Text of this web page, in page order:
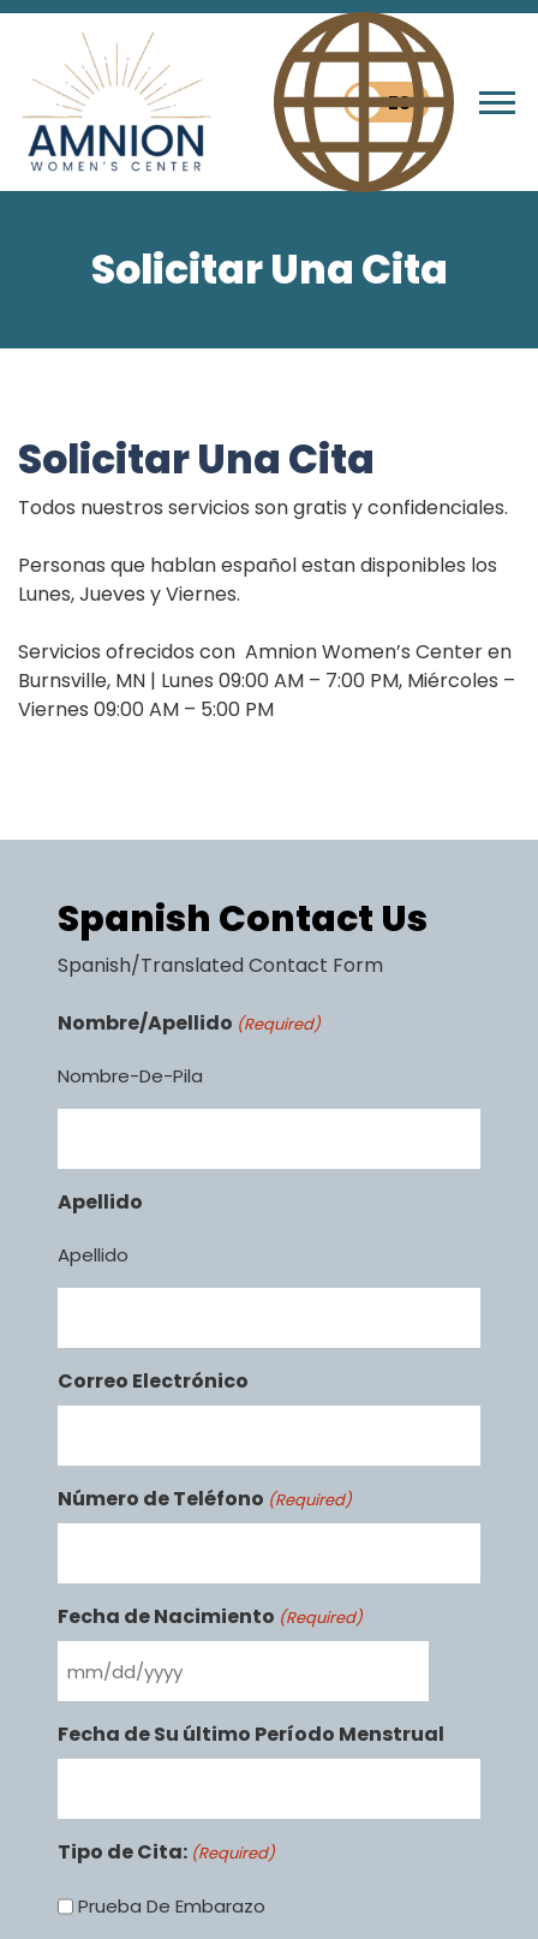
Solicitar Una Cita
Solicitar Una Cita
Todos nuestros servicios son gratis y confidenciales.
Personas que hablan español estan disponibles los
Lunes, Jueves y Viernes.
Servicios ofrecidos con Amnion Women’s Center en
Burnsville, MN | Lunes 09:00 AM – 7:00 PM, Miércoles –
Viernes 09:00 AM – 5:00 PM
Spanish Contact Us
Spanish/Translated Contact Form
Nombre/Apellido (Required)
Nombre-De-Pila
Apellido
Apellido
Correo Electrónico
Número de Teléfono (Required)
Fecha de Nacimiento (Required)
MM slash DD slash YYYY
Fecha de Su último Período Menstrual
Tipo de Cita: (Required)
Prueba De Embarazo
ES